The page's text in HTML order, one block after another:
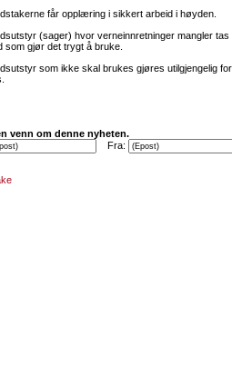
får opplæring i sikkert arbeid i høyden.
(sager) hvor verneinnretninger mangler
som gjør det trygt å bruke.
som ikke skal brukes gjøres utilgjengelig
venn om denne nyheten.
Fra: